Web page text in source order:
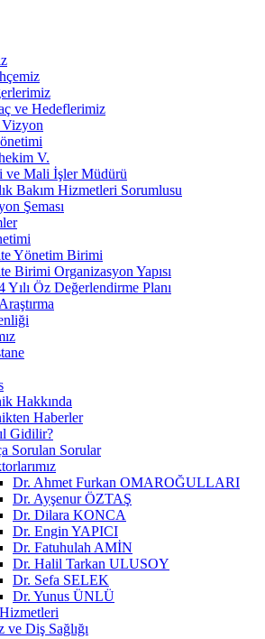
ve Hedeflerimiz
V.
ve Mali İşler Müdürü
Bakım Hizmetleri Sorumlusu
Şeması
Yönetim Birimi
Birimi Organizasyon Yapısı
Yılı Öz Değerlendirme Planı
Hakkında
Haberler
Gidilir?
Sorulan Sorular
Dr. Ahmet Furkan OMAROĞULLARI
Dr. Ayşenur ÖZTAŞ
Dr. Dilara KONCA
Dr. Engin YAPICI
Dr. Fatuhulah AMİN
Dr. Halil Tarkan ULUSOY
Dr. Sefa SELEK
Dr. Yunus ÜNLÜ
ve Diş Sağlığı